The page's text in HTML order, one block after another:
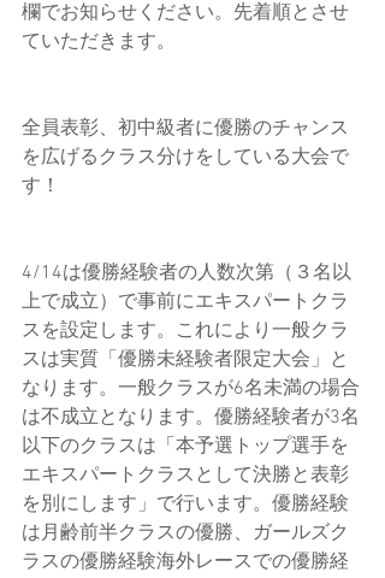
欄でお知らせください。先着順とさせ
ていただきます。
全員表彰、初中級者に優勝のチャンス
を広げるクラス分けをしている大会で
す！
4/14は優勝経験者の人数次第（３名以
上で成立）で事前にエキスパートクラ
スを設定します。これにより一般クラ
スは実質「優勝未経験者限定大会」と
なります。一般クラスが6名未満の場合
は不成立となります。優勝経験者が3名
以下のクラスは「本予選トップ選手を
エキスパートクラスとして決勝と表彰
を別にします」で行います。優勝経験
は月齢前半クラスの優勝、ガールズク
ラスの優勝経験海外レースでの優勝経